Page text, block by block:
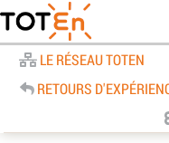
LE RÉSEAU TOTEN
RETOURS